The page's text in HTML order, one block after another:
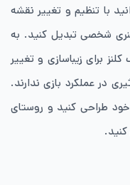
با تنظیم و تغییر نقشه
شخصی تبدیل کنید. به
برای زیباسازی و تغییر
در عملکرد بازی ندارند.
طراحی کنید و روستای